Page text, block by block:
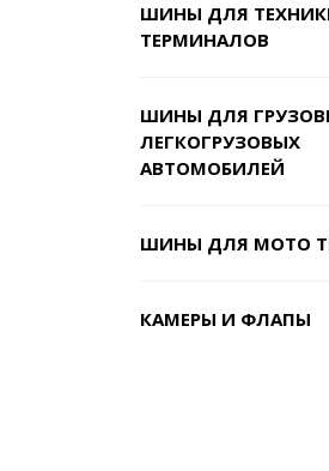
ШИНЫ ДЛЯ
ТЕРМИНАЛОВ
ШИНЫ ДЛЯ
ЛЕГКОГРУЗОВЫХ
АВТОМОБИЛЕЙ
ШИНЫ ДЛЯ МОТО
КАМЕРЫ И ФЛАПЫ